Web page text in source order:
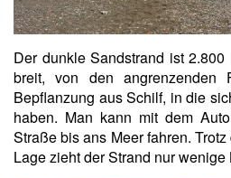
Der dunkle Sandstrand ist
breit, von den angrenzenden
Bepflanzung aus Schilf, in die
haben. Man kann mit dem
Straße bis ans Meer fahren.
Lage zieht der Strand nur wenige